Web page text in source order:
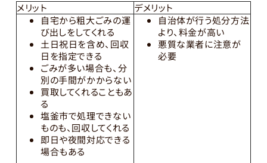
メリット
デメリット
自宅から粗大ごみの運
び出しをしてくれる
土日祝日を含め、回収
日を指定できる
ごみが多い場合も、分
別の手間がかからない
買取してくれることもあ
る
塩釜市で処理できない
ものも、回収してくれる
即日や夜間対応できる
場合もある
自治体が行う処分方法
より、料金が高い
悪質な業者に注意が
必要